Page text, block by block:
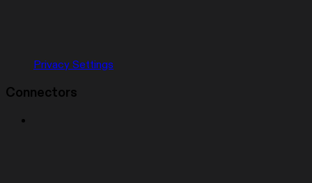
Privacy Settings
Connectors